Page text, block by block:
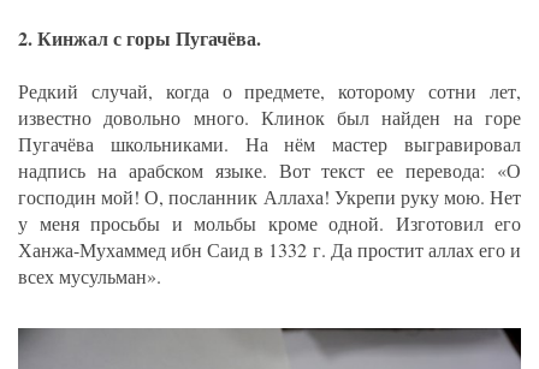
2. Кинжал с горы Пугачёва.
Редкий случай, когда о предмете, которому сотни лет,
известно довольно много. Клинок был найден на горе
Пугачёва школьниками. На нём мастер выгравировал
надпись на арабском языке. Вот текст ее перевода: «О
господин мой! О, посланник Аллаха! Укрепи руку мою. Нет
у меня просьбы и мольбы кроме одной. Изготовил его
Ханжа-Мухаммед ибн Саид в 1332 г. Да простит аллах его и
всех мусульман».